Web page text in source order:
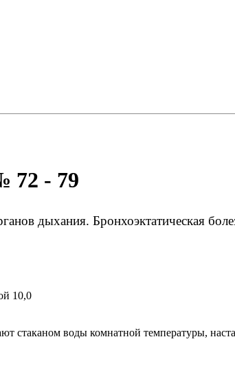
72 - 79
дыхания. Бронхоэктатическая
10,0
стаканом воды комнатной температуры,